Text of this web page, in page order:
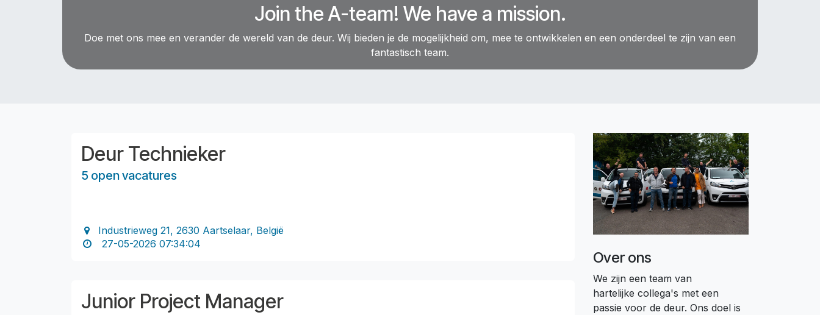
Join the A-team! We have a mission.
Doe met ons mee en verander de wereld van de deur. Wij bieden je de mogelijkheid om, mee te ontwikkelen en een onderdeel te zijn van een
fantastisch team.
Deur Technieker
5 open vacatures
Industrieweg 21, 2630 Aartselaar, België
27-05-2026 07:34:04
Junior Project Manager
Over ons
We zijn een team van
hartelijke collega's met een
passie voor de deur. Ons doel is